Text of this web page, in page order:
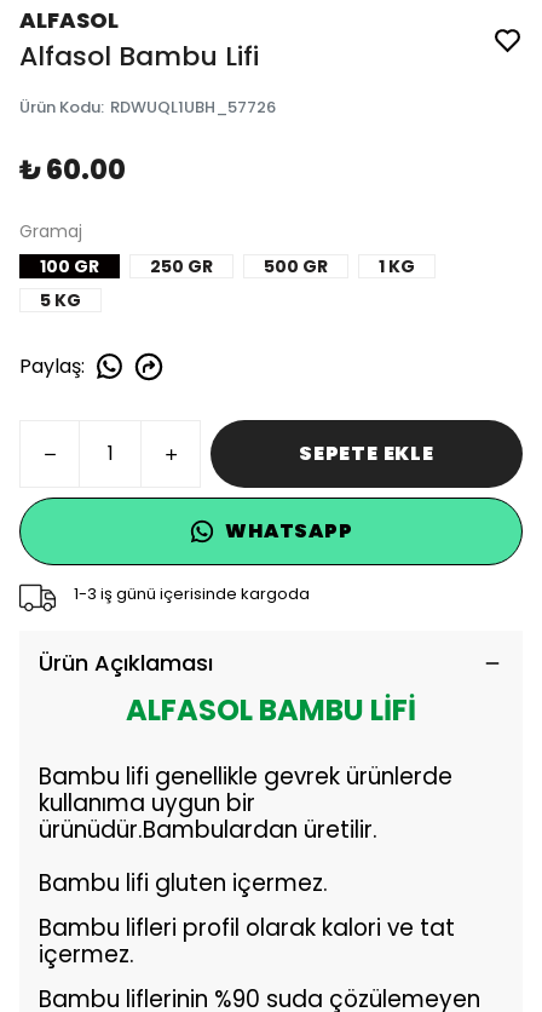
ALFASOL
Alfasol Bambu Lifi
Ürün Kodu: RDWUQL1UBH_57726
₺ 60.00
Gramaj
100 GR
250 GR 500 GR
1 KG
5 KG
Paylaş:
SEPETE EKLE
WHATSAPP
1-3 iş günü içerisinde kargoda
Ürün Açıklaması
ALFASOL BAMBU LİFİ
Bambu lifi genellikle gevrek ürünlerde
kullanıma uygun bir
ürünüdür.Bambulardan üretilir.
Bambu lifi gluten içermez.
Bambu lifleri profil olarak kalori ve tat
içermez.
Bambu liflerinin %90 suda çözülemeyen